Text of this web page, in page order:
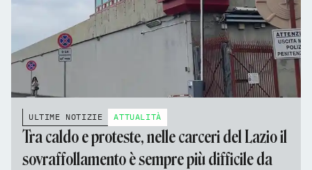
ULTIME NOTIZIE ATTUALITÀ
Tra caldo e proteste, nelle carceri del Lazio il
sovraffollamento è sempre più difficile da